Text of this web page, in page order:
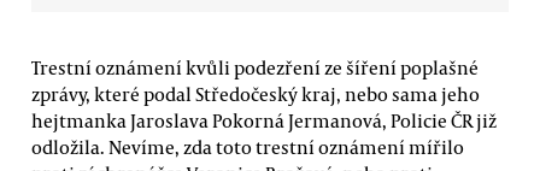
Trestní oznámení kvůli podezření ze šíření poplašné
zprávy, které podal Středočeský kraj, nebo sama jeho
hejtmanka Jaroslava Pokorná Jermanová, Policie ČR již
odložila. Nevíme, zda toto trestní oznámení mířilo